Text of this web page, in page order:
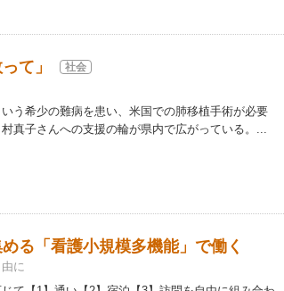
て」 社会
う希少の難病を患い、米国での肺移植手術が必要
真子さんへの支援の輪が県内で広がっている。...
る「看護小規模多機能」で働く
に